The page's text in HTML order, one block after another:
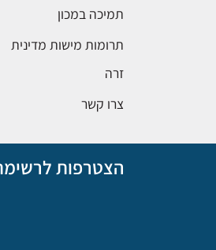
תמיכה במכון
תרומות מישות מדינית
זרה
צרו קשר
הצטרפות